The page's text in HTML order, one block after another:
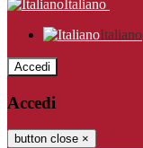
Italiano
Italiano
Accedi
Accedi
button close ×